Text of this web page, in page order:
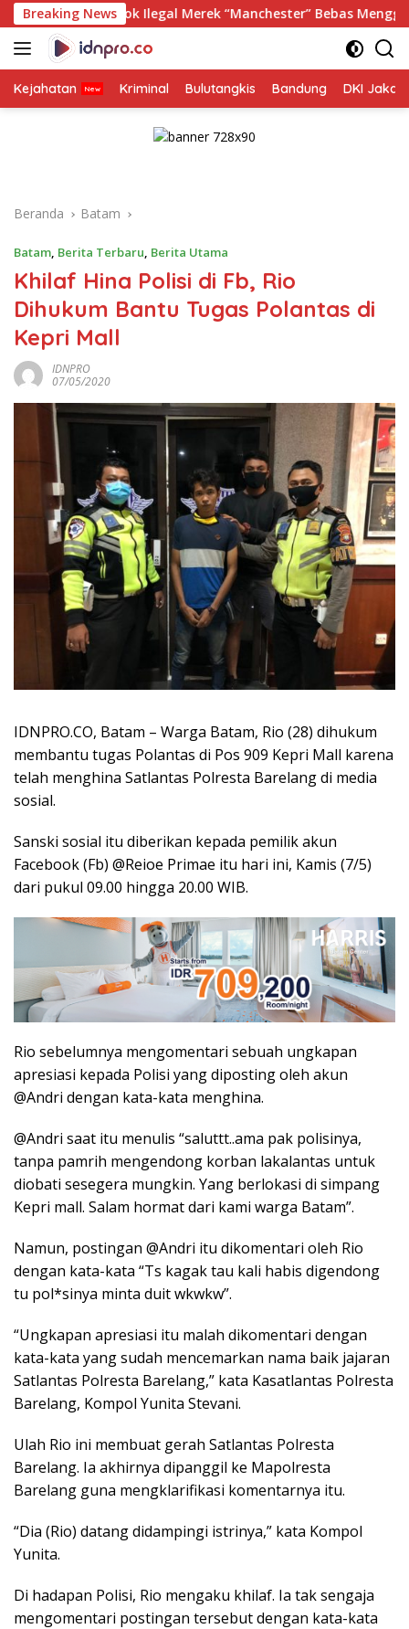
Langsung
ke
konten
Breaking News
Ilegal Merek “Manchester” Bebas Menggurita di Batam,
Kejahatan Kriminal Bulutangkis Bandung DKI
Beranda Batam
Batam, Berita Terbaru, Berita Utama
Khilaf Hina Polisi di Fb, Rio
Dihukum Bantu Tugas Polantas di
Kepri Mall
IDNPRO
07/05/2020
IDNPRO.CO, Batam – Warga Batam, Rio (28) dihukum
membantu tugas Polantas di Pos 909 Kepri Mall karena
telah menghina Satlantas Polresta Barelang di media
sosial.
Sanski sosial itu diberikan kepada pemilik akun
Facebook (Fb) @Reioe Primae itu hari ini, Kamis (7/5)
dari pukul 09.00 hingga 20.00 WIB.
Rio sebelumnya mengomentari sebuah ungkapan
apresiasi kepada Polisi yang diposting oleh akun
@Andri dengan kata-kata menghina.
@Andri saat itu menulis “saluttt..ama pak polisinya,
tanpa pamrih mengendong korban lakalantas untuk
diobati sesegera mungkin. Yang berlokasi di simpang
Kepri mall. Salam hormat dari kami warga Batam”.
Namun, postingan @Andri itu dikomentari oleh Rio
dengan kata-kata “Ts kagak tau kali habis digendong
tu pol*sinya minta duit wkwkw”.
“Ungkapan apresiasi itu malah dikomentari dengan
kata-kata yang sudah mencemarkan nama baik jajaran
Satlantas Polresta Barelang,” kata Kasatlantas Polresta
Barelang, Kompol Yunita Stevani.
Ulah Rio ini membuat gerah Satlantas Polresta
Barelang. Ia akhirnya dipanggil ke Mapolresta
Barelang guna mengklarifikasi komentarnya itu.
“Dia (Rio) datang didampingi istrinya,” kata Kompol
Yunita.
Di hadapan Polisi, Rio mengaku khilaf. Ia tak sengaja
mengomentari postingan tersebut dengan kata-kata